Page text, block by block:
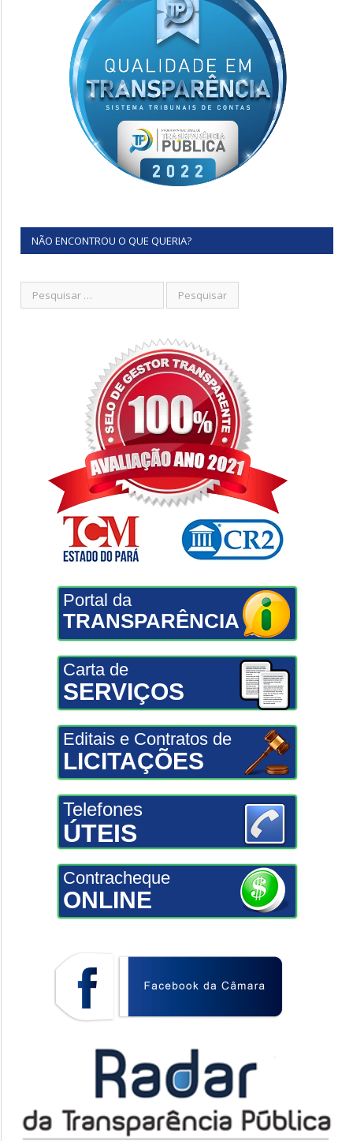
NÃO ENCONTROU O QUE QUERIA?
Portal da
TRANSPARÊNCIA
Carta de
SERVIÇOS
Editais e Contratos de
LICITAÇÕES
Telefones
ÚTEIS
Contracheque
ONLINE